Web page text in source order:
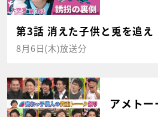
第3話 消えた子供と兎を追え
8月6日(木)放送分
アメトー